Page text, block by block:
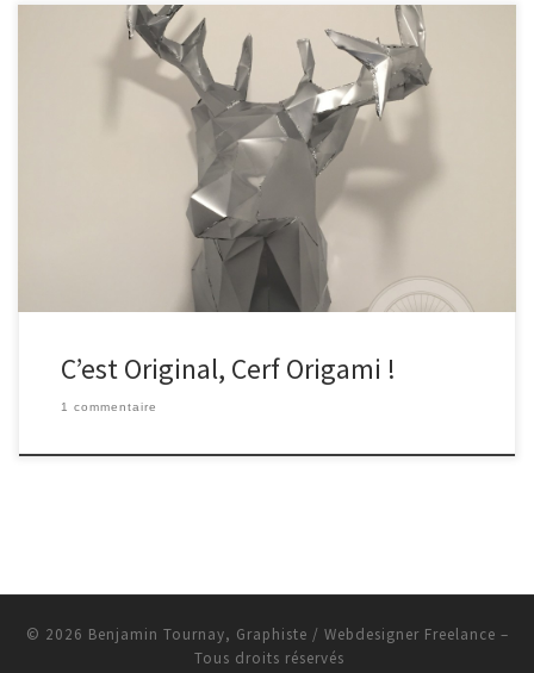
On en voit dans toutes les boutiques de déco mais également
dans les vitrines des magasins, bref l’origami est partout ! Ajoutons
à ça la grande tendance des trophées cerf et voila avec un
magnifique Trophée Cerf en Origami. J’en parlais justement sur
mon ancien post Tête de cerf, où […]
C’est Original, Cerf Origami !
1 commentaire
© 2026 Benjamin Tournay, Graphiste / Webdesigner Freelance –
Tous droits réservés